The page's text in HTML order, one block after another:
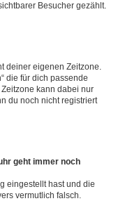
Besucher gezählt.
deiner eigenen Zeitzone.
die für dich passende
kann dabei nur
du noch nicht registriert
geht immer noch
eingestellt hast und die
vermutlich falsch.